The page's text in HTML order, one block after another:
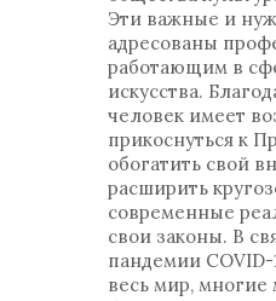
Эти важные и
адресованы
работающим в
искусства.
человек имеет
прикоснуться к
обогатить свой
расширить
современные
свои законы. В
пандемии
весь мир, многие